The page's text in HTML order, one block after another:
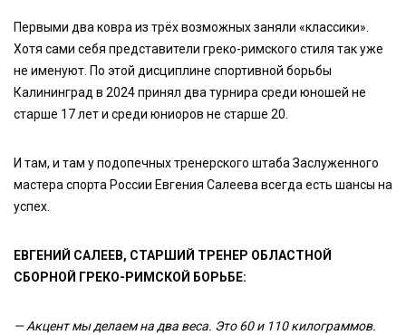
Первыми два ковра из трёх возможных заняли «классики».
Хотя сами себя представители греко-римского стиля так уже
не именуют. По этой дисциплине спортивной борьбы
Калининград в 2024 принял два турнира среди юношей не
старше 17 лет и среди юниоров не старше 20.
И там, и там у подопечных тренерского штаба Заслуженного
мастера спорта России Евгения Салеева всегда есть шансы на
успех.
ЕВГЕНИЙ САЛЕЕВ, СТАРШИЙ ТРЕНЕР ОБЛАСТНОЙ
СБОРНОЙ ГРЕКО-РИМСКОЙ БОРЬБЕ:
— Акцент мы делаем на два веса. Это 60 и 110 килограммов.